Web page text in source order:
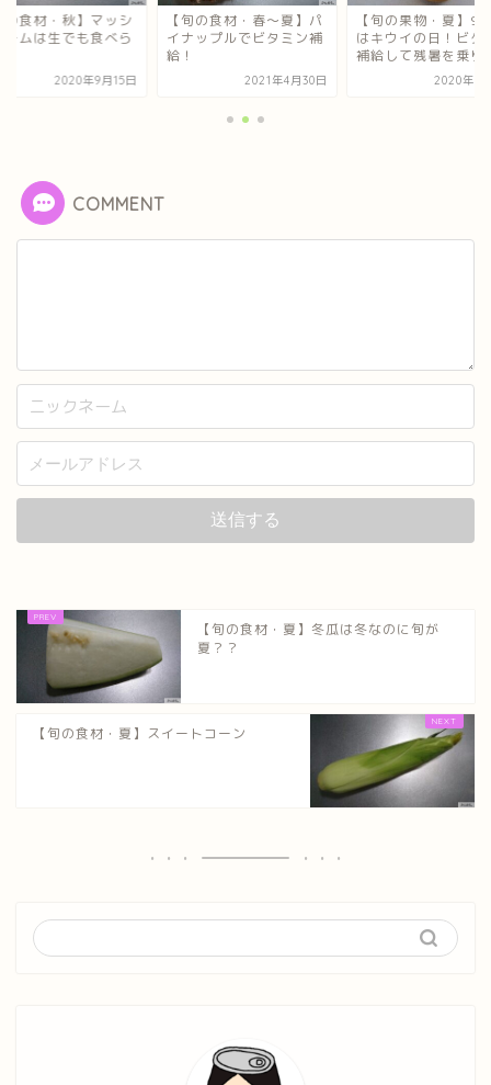
の食材・秋】マッシ
ームは生でも食べら
2020年9月15日
【旬の食材・春～夏】パ
イナップルでビタミン補
給！
2021年4月30日
【旬の果物・夏】9
はキウイの日！ビタ
補給して残暑を乗り
2020年8
COMMENT
【旬の食材・夏】冬瓜は冬なのに旬が
夏？？
【旬の食材・夏】スイートコーン